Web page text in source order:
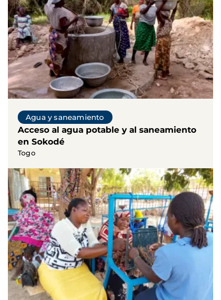
Agua y saneamiento
Acceso al agua potable y al saneamiento
en Sokodé
Togo